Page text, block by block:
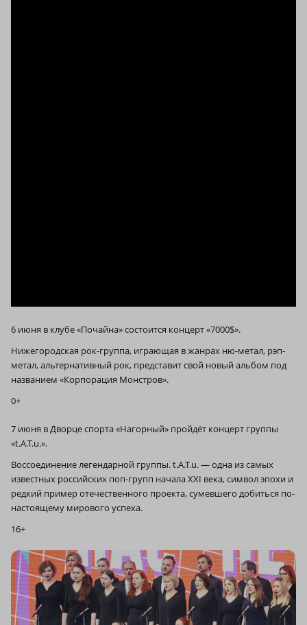
6 июня в клубе «Почайна» состоится концерт «7000$».
Нижегородская рок-группа, играющая в жанрах ню-метал, рэп-
метал, альтернативный рок, представит свой новый альбом под
названием «Корпорация Монстров».
0+
7 июня в Дворце спорта «Нагорный» пройдёт концерт группы
«t.A.T.u.».
Воссоединение легендарной группы. t.A.T.u. — одна из самых
известных российских поп-групп начала XXI века, символ эпохи и
редкий пример отечественного проекта, сумевшего добиться по-
настоящему мирового успеха.
16+